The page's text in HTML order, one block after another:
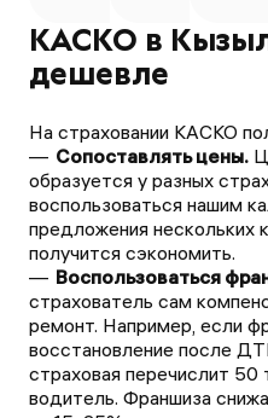
КАСКО в
дешевле
На страховании КАСКО
Сопоставлять цены.
образуется у разных
воспользоваться нашим
предложения нескольких
получится сэкономить.
Воспользоваться
страхователь сам
ремонт. Например, если
восстановление после
страховая перечислит
водитель. Франшиза